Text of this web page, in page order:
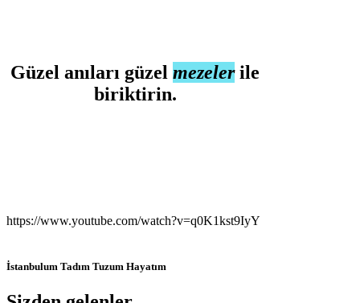
Güzel anıları güzel mezelerile
biriktirin.
https://www.youtube.com/watch?v=q0K1kst9IyY
İstanbulum Tadım Tuzum Hayatım